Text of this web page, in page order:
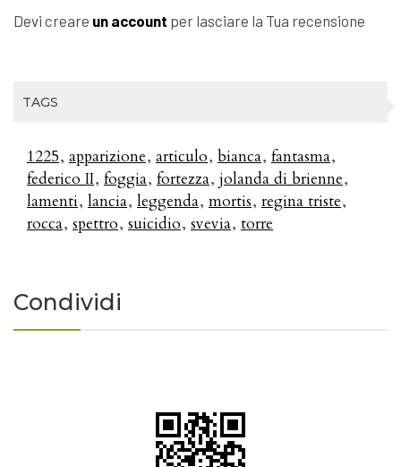
Devi creare un account per lasciare la Tua recensione
TAGS
1225 apparizione articulo bianca fantasma
federico II foggia fortezza jolanda di brienne
lamenti lancia leggenda mortis regina triste
rocca spettro suicidio svevia torre
Condividi